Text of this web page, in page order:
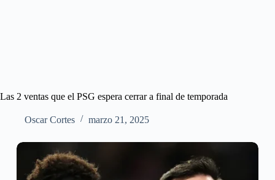
Las 2 ventas que el PSG espera cerrar a final de temporada
Oscar Cortes marzo 21, 2025